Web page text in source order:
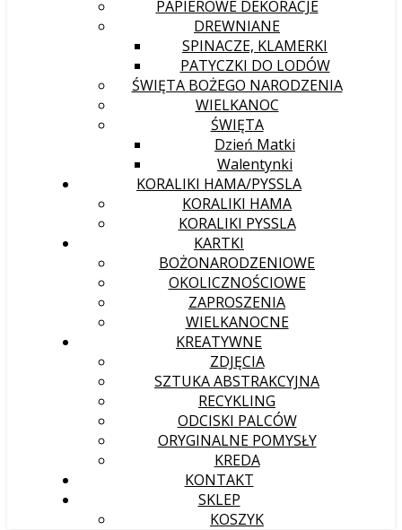
PAPIEROWE DEKORACJE
DREWNIANE
SPINACZE, KLAMERKI
PATYCZKI DO LODÓW
ŚWIĘTA BOŻEGO NARODZENIA
WIELKANOC
ŚWIĘTA
Dzień Matki
Walentynki
KORALIKI HAMA/PYSSLA
KORALIKI HAMA
KORALIKI PYSSLA
KARTKI
BOŻONARODZENIOWE
OKOLICZNOŚCIOWE
ZAPROSZENIA
WIELKANOCNE
KREATYWNE
ZDJĘCIA
SZTUKA ABSTRAKCYJNA
RECYKLING
ODCISKI PALCÓW
ORYGINALNE POMYSŁY
KREDA
KONTAKT
SKLEP
KOSZYK